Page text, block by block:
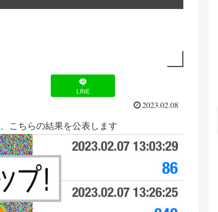
LINE
2023.02.08
こちらの結果を公表します